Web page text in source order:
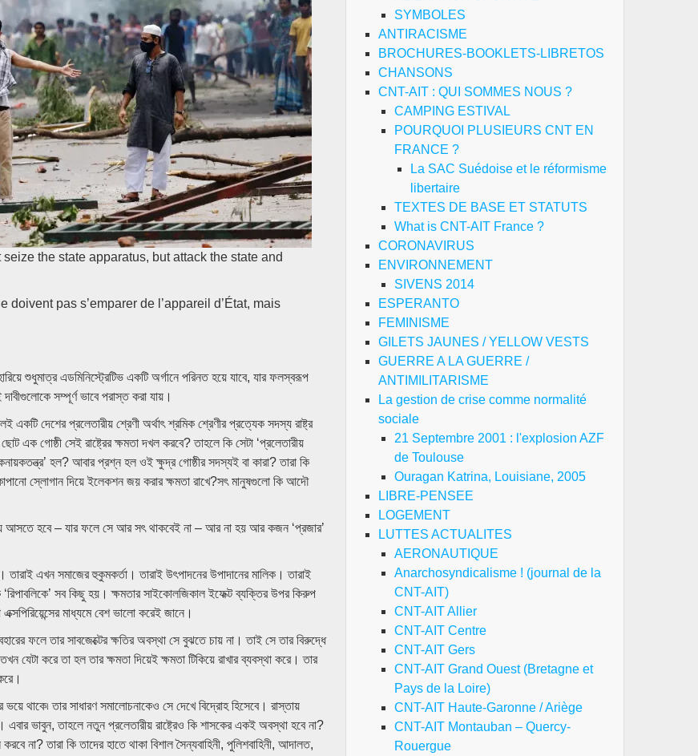
the state apparatus, but attack the state and
pas s’emparer de l’appareil d’État, mais
শুধুমাত্র এডমিনিস্ট্রেটিভ একটি অর্গানে পরিনত হয়ে যাবে, যার ফলস্বরূপ
সম্পূর্ণ ভাবে পরাস্ত করা যায়।
দেশের প্রলেতারীয় শ্রেণী অর্থাৎ শ্রমিক শ্রেণীর প্রত্যেক সদস্য রাষ্ট্র
এক গোষ্ঠী সেই রাষ্ট্রের ক্ষমতা দখল করবে? তাহলে কি সেটা ‘প্রলেতারীয়
হল? আবার প্রশ্ন হল ওই ক্ষুদ্র গোষ্ঠীর সদস্যই বা কারা? তারা কি
কাপানো স্লোগান দিয়ে ইলেকশন জয় করার ক্ষমতা রাখে?সৎ মানুষগুলো কি আদৌ
আসতে হবে – যার ফলে সে আর সৎ থাকবেই না – আর না হয় আর কজন ‘প্রজার’
তারাই এখন সমাজের হুকুমকর্তা। তারাই উৎপাদনের উপাদানের মালিক। তারাই
সব কিছু হয়। ক্ষমতার সাইকোলজিকাল ইফেক্ট ব্যক্তির উপর কিরুপ
মাধ্যমে বেশ ভালো করেই জানে।
ফলে তার সাবজেক্টের ক্ষতির অবস্থা সে বুঝতে চায় না। তাই সে তার বিরুদ্ধে
করে তা হল তার ক্ষমতা দিয়েই ক্ষমতা টিকিয়ে রাখার ব্যবস্থা করে। তার
থাকে৷ তার সাধারণ সমালোচনাকেও সে দেখে বিদ্রোহ হিসেবে। রাস্তায়
এবার ভাবুন, তাহলে নতুন প্রলেতারীয় রাষ্ট্রেও কি শাসকের একই অবস্থা হবে না?
না? তারা কি তাদের হাতে থাকা বিশাল সৈন্যবাহিনী, পুলিশবাহিনী, আদালত,
SYMBOLES
ANTIRACISME
BROCHURES-BOOKLETS-LIBRETOS
CHANSONS
CNT-AIT : QUI SOMMES NOUS ?
CAMPING ESTIVAL
POURQUOI PLUSIEURS CNT EN
FRANCE ?
La SAC Suédoise et le réformisme
libertaire
TEXTES DE BASE ET STATUTS
What is CNT-AIT France ?
CORONAVIRUS
ENVIRONNEMENT
SIVENS 2014
ESPERANTO
FEMINISME
GILETS JAUNES / YELLOW VESTS
GUERRE A LA GUERRE /
ANTIMILITARISME
La gestion de crise comme normalité
sociale
21 Septembre 2001 : l'explosion AZF
de Toulouse
Ouragan Katrina, Louisiane, 2005
LIBRE-PENSEE
LOGEMENT
LUTTES ACTUALITES
AERONAUTIQUE
Anarchosyndicalisme ! (journal de la
CNT-AIT)
CNT-AIT Allier
CNT-AIT Centre
CNT-AIT Gers
CNT-AIT Grand Ouest (Bretagne et
Pays de la Loire)
CNT-AIT Haute-Garonne / Ariège
CNT-AIT Montauban – Quercy-
Rouergue